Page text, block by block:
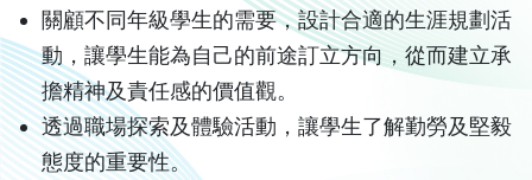
關顧不同年級學生的需要，設計合適的生涯規劃活
動，讓學生能為自己的前途訂立方向，從而建立承
擔精神及責任感的價值觀。
透過職場探索及體驗活動，讓學生了解勤勞及堅毅
態度的重要性。